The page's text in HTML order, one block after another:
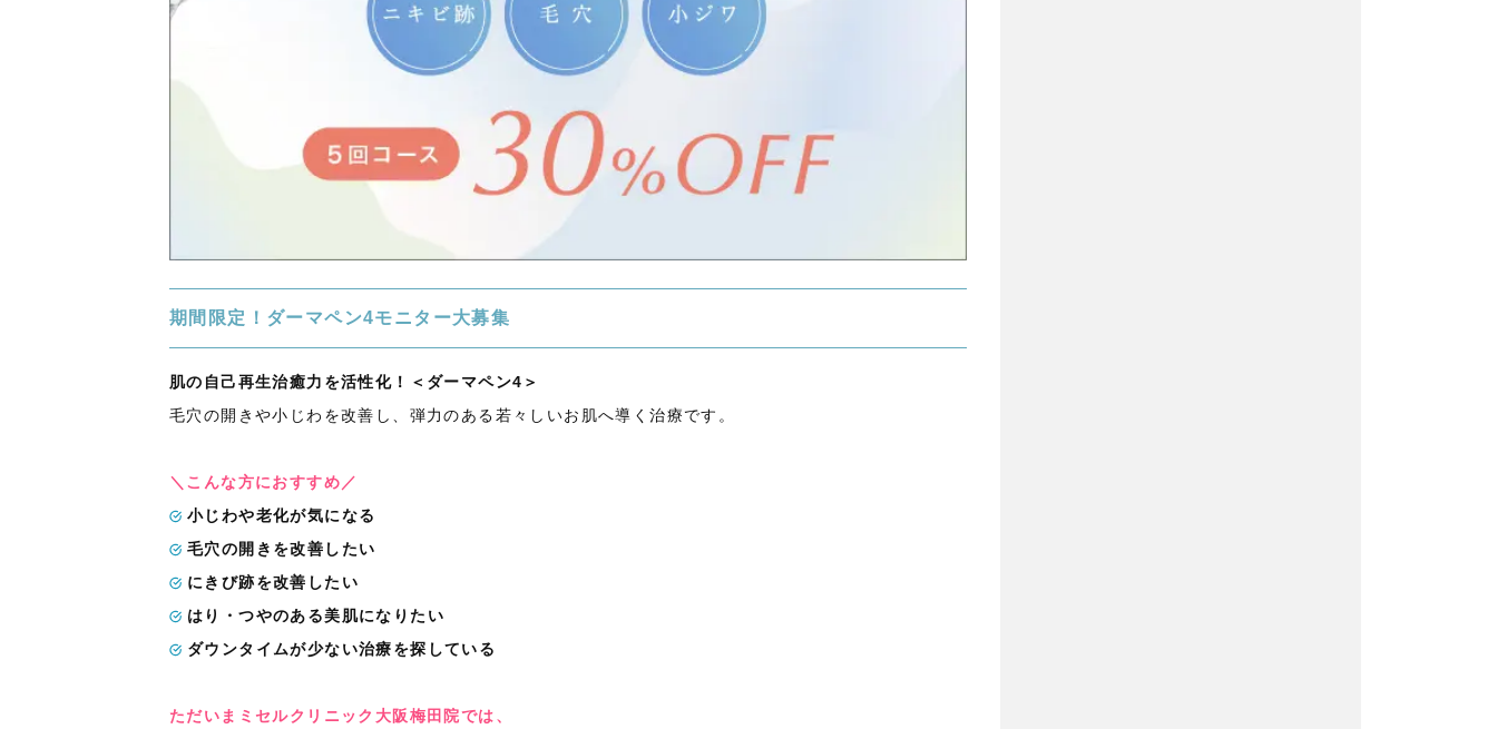
期間限定！ダーマペン4モニター大募集
肌の自己再生治癒力を活性化！＜ダーマペン4＞
毛穴の開きや小じわを改善し、弾力のある若々しいお肌へ導く治療です。
＼こんな方におすすめ／
小じわや老化が気になる
毛穴の開きを改善したい
にきび跡を改善したい
はり・つやのある美肌になりたい
ダウンタイムが少ない治療を探している
ただいまミセルクリニック大阪梅田院では、